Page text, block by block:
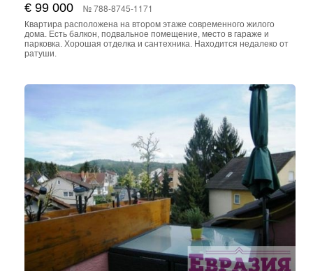
€ 99 000 № 788-8745-1171
Квартира расположена на втором этаже современного жилого
дома. Есть балкон, подвальное помещение, место в гараже и
парковка. Хорошая отделка и сантехника. Находится недалеко от
ратуши.